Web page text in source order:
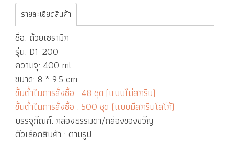
รายละเอียดสินค้า
ชื่อ: ถ้วยเซรามิก
รุ่น: D1-200
ความจุ: 400 ml.
ขนาด: 8 * 9.5 cm
ขั้นต่ำในการสั่งซื้อ : 48 ชุด (แบบไม่สกรีน)
ขั้นต่ำในการสั่งซื้อ : 500 ชุด (แบบมีสกรีนโลโก้)
บรรจุภัณฑ์: กล่องธรรมดา/กล่องของขวัญ
ตัวเลือกสินค้า : ตามรูป